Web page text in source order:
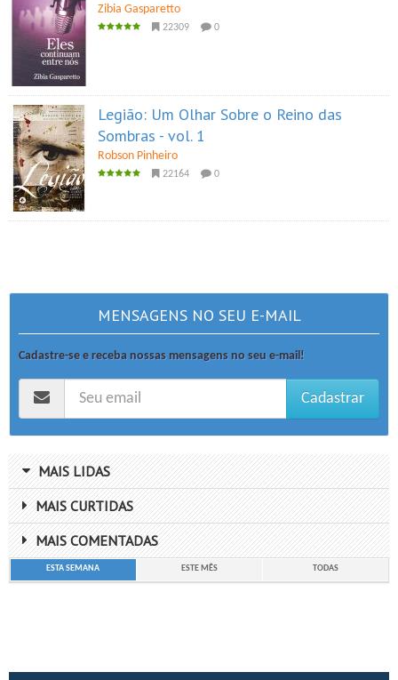
Zibia Gasparetto
22309 0
Legião: Um Olhar Sobre o Reino das
Sombras - vol. 1
Robson Pinheiro
22164 0
MENSAGENS NO SEU E-MAIL
Cadastre-se e receba nossas mensagens no seu e-mail!
Cadastrar
MAIS LIDAS
MAIS CURTIDAS
MAIS COMENTADAS
ESTA SEMANA ESTE MÊS TODAS